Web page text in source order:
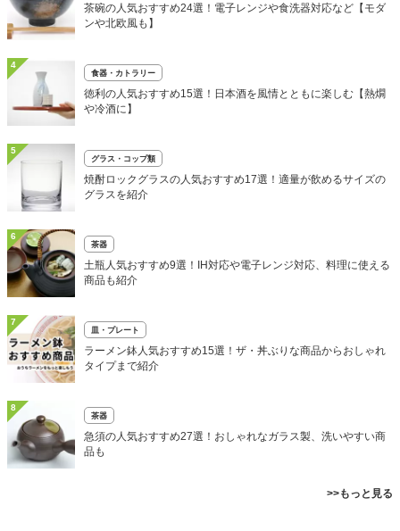
茶碗の人気おすすめ24選！電子レンジや食洗器対応など【モダ
ンや北欧風も】
4
食器・カトラリー
徳利の人気おすすめ15選！日本酒を風情とともに楽しむ【熱燗
や冷酒に】
5
グラス・コップ類
焼酎ロックグラスの人気おすすめ17選！適量が飲めるサイズの
グラスを紹介
6
茶器
土瓶人気おすすめ9選！IH対応や電子レンジ対応、料理に使える
商品も紹介
7
皿・プレート
ラーメン鉢人気おすすめ15選！ザ・丼ぶりな商品からおしゃれ
タイプまで紹介
8
茶器
急須の人気おすすめ27選！おしゃれなガラス製、洗いやすい商
品も
>>もっと見る